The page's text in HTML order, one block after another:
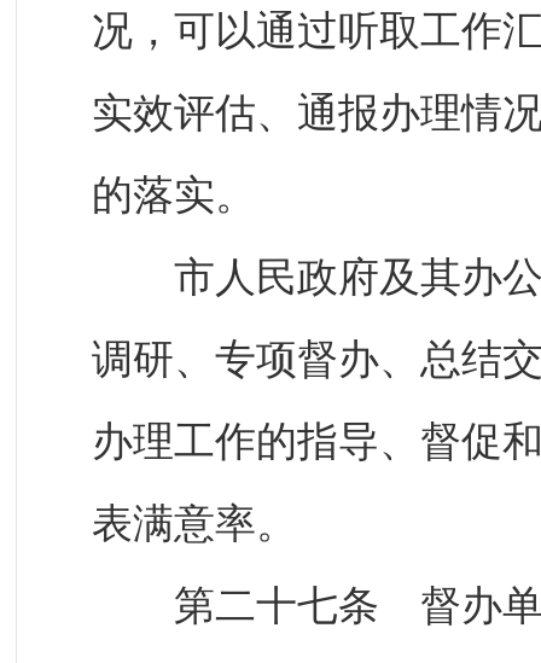
况，可以通过听取工作
实效评估、通报办理情
的落实。
市人民政府及其办公
调研、专项督办、总结
办理工作的指导、督促
表满意率。
第二十七条 督办单